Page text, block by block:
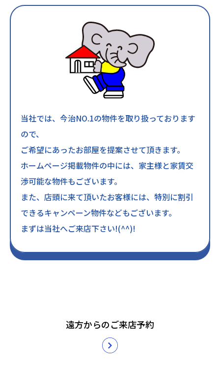
当社では、今治NO.1の物件を取り扱っております
ので、
ご希望にあったお部屋を提案させて頂きます。
ホームページ掲載物件の中には、家主様と家賃交
渉可能な物件もございます。
また、店頭に来て頂いたお客様には、特別に割引
できるキャンペーン物件などもございます。
まずは当社へご来店下さい!(^^)!
遠方からのご来店予約